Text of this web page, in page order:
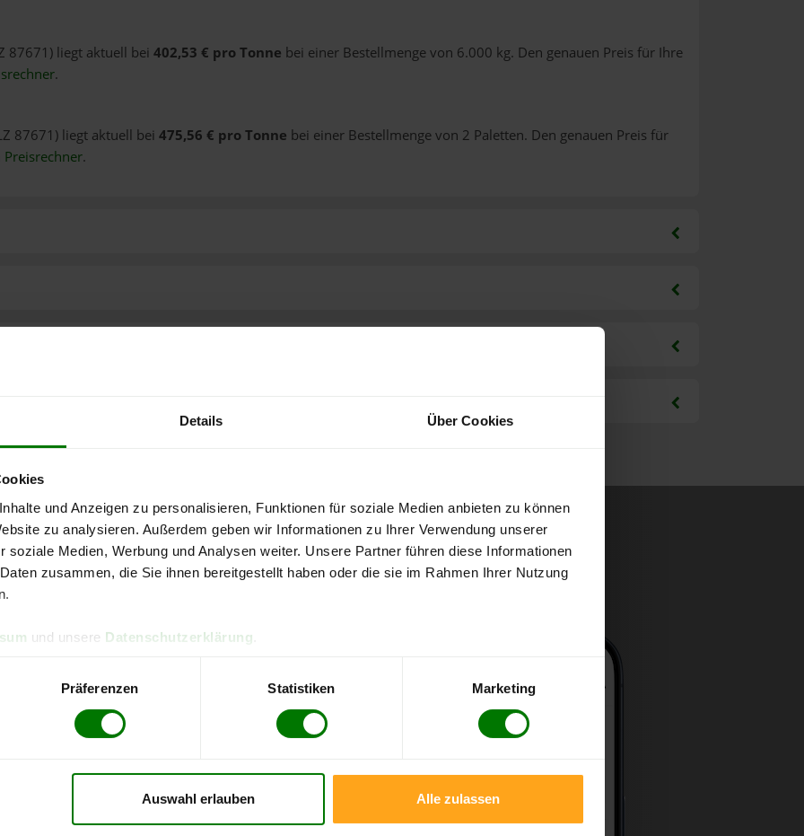
Details Über Cookies
und Anzeigen zu personalisieren, Funktionen für soziale Medien anbieten zu können
zu analysieren. Außerdem geben wir Informationen zu Ihrer Verwendung unserer
soziale Medien, Werbung und Analysen weiter. Unsere Partner führen diese Informationen
zusammen, die Sie ihnen bereitgestellt haben oder die sie im Rahmen Ihrer Nutzung
und unsere Datenschutzerklärung
Präferenzen Statistiken Marketing
Auswahl erlauben Alle zulassen
87671) liegt aktuell bei 402,53 € pro Tonne bei einer Bestellmenge von 6.000 kg. Den genauen Preis für Ihre
.
87671) liegt aktuell bei 475,56 € pro Tonne bei einer Bestellmenge von 2 Paletten. Den genauen Preis für
Preisrechner.
kostenlose
direkt online bestellen
aktuellen Stand